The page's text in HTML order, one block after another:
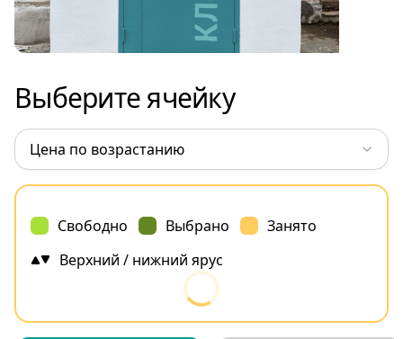
Выберите ячейку
Свободно Выбрано
Занято
Верхний / нижний ярус